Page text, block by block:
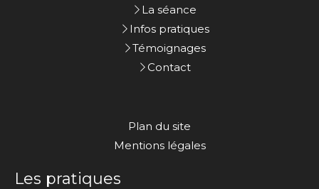
La séance
Infos pratiques
Témoignages
Contact
Plan du site
Mentions légales
Les pratiques